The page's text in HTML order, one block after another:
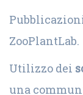
ZooPlantLab.
Utilizzo dei
una